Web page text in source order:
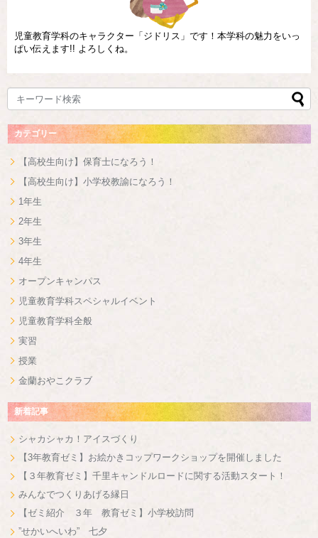
児童教育学科のキャラクター「ジドリス」です！本学科の魅力をいっ
ぱい伝えます!! よろしくね。
カテゴリー
【高校生向け】保育士になろう！
【高校生向け】小学校教諭になろう！
1年生
2年生
3年生
4年生
オープンキャンパス
児童教育学科スペシャルイベント
児童教育学科全般
実習
授業
金蘭おやこクラブ
新着記事
シャカシャカ！アイスづくり
【3年教育ゼミ】お絵かきコップワークショップを開催しました
【３年教育ゼミ】千里キャンドルロードに関する活動スタート！
みんなでつくりあげる縁日
【ゼミ紹介 ３年 教育ゼミ】小学校訪問
”せかいへいわ” 七夕